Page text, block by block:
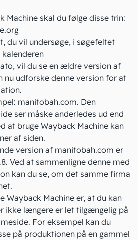
Machine skal du følge disse trin:
du vil undersøge, i søgefeltet
vil du se en ældre version af
nu udforske denne version for at
manitobah.com. Den
ser måske anderledes ud end
at bruge Wayback Machine kan
af siden.
version af manitobah.com er
Ved at sammenligne denne med
kan du se, om det samme firma
Wayback Machine er, at du kan
ikke længere er let tilgængelig på
For eksempel kan du
på produktionen på en gammel